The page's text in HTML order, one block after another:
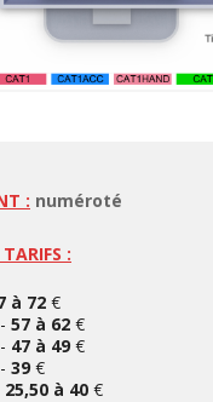
: numéroté
:
à 72 €
57 à 62 €
47 à 49 €
39 €
25,50 à 40 €